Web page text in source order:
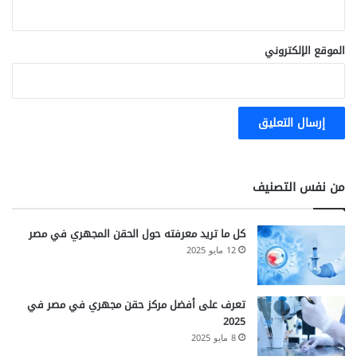
الموقع الإلكتروني
من نفس التصنيف
كل ما تريد معرفته حول الحقن المجهري في مصر
12 مايو 2025
تعرف على أفضل مركز حقن مجهري في مصر في
2025
8 مايو 2025